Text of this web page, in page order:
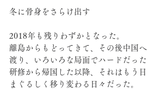
冬に骨身をさらけ出す
2018年も残りわずかとなった。
離島からもどってきて、その後中国へ
渡り、いろいろな局面でハードだった
研修から帰国した以降、それはもう目
まぐるしく移り変わる日々だった。